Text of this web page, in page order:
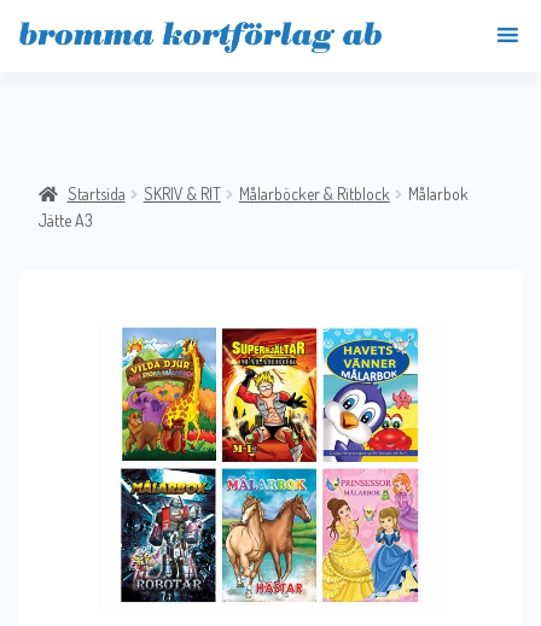
Startsida SKRIV & RIT Målarböcker & Ritblock
Målarbok
Jätte A3